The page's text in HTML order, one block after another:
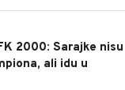
2000: Sarajke nisu
ali idu u